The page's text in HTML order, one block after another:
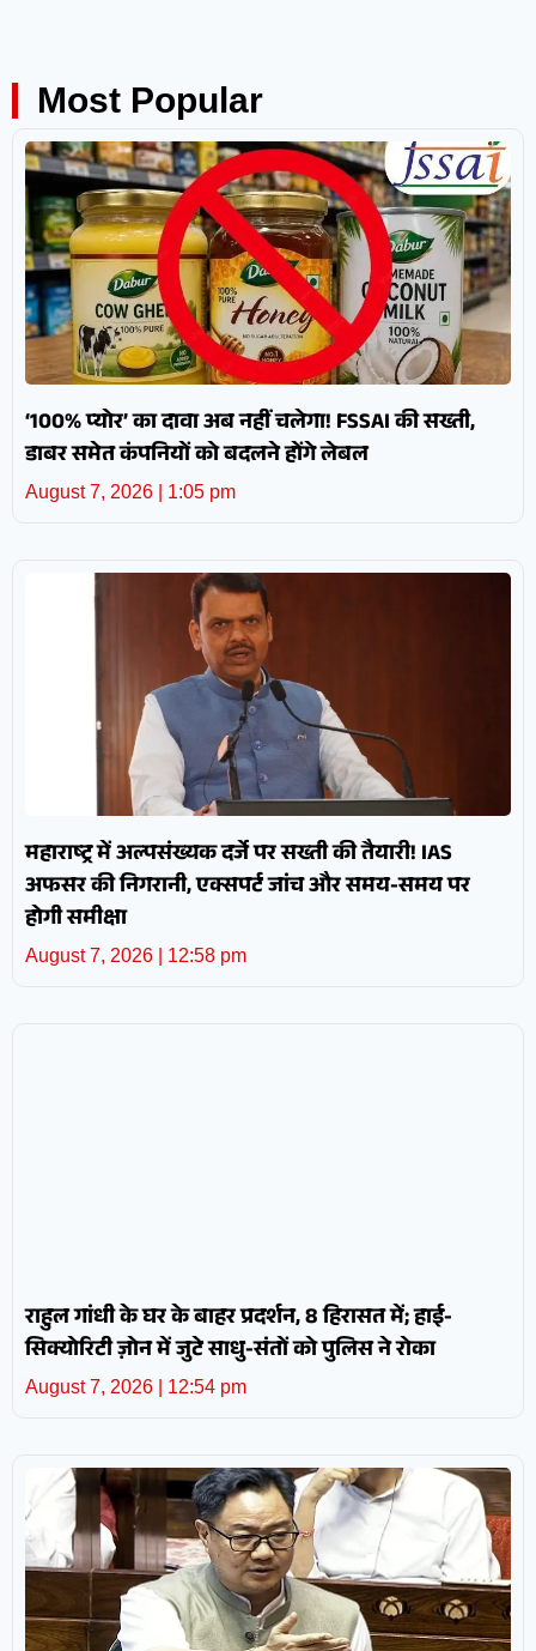
Most Popular
‘100% प्योर’ का दावा अब नहीं चलेगा! FSSAI की सख्ती,
डाबर समेत कंपनियों को बदलने होंगे लेबल
August 7, 2026 1:05 pm
महाराष्ट्र में अल्पसंख्यक दर्जे पर सख्ती की तैयारी! IAS
अफसर की निगरानी, एक्सपर्ट जांच और समय-समय पर
होगी समीक्षा
August 7, 2026 12:58 pm
राहुल गांधी के घर के बाहर प्रदर्शन, 8 हिरासत में; हाई-
सिक्योरिटी ज़ोन में जुटे साधु-संतों को पुलिस ने रोका
August 7, 2026 12:54 pm